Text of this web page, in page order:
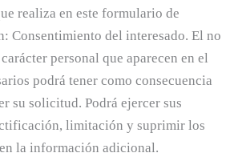
realiza en este formulario de
Consentimiento del interesado. El no
personal que aparecen en el
podrá tener como consecuencia
su solicitud. Podrá ejercer sus
limitación y suprimir los
la información adicional.